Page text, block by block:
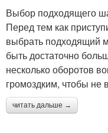
Выбор подходящего
Перед тем как
выбрать подходящий
быть достаточно
несколько оборотов
громоздким, чтобы не
читать дальше →